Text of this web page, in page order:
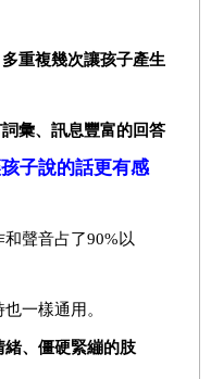
重複幾次讓孩子產生
彙、訊息豐富的回答
子說的話更有感
聲音占了90%以
一樣通用。
、僵硬緊繃的肢